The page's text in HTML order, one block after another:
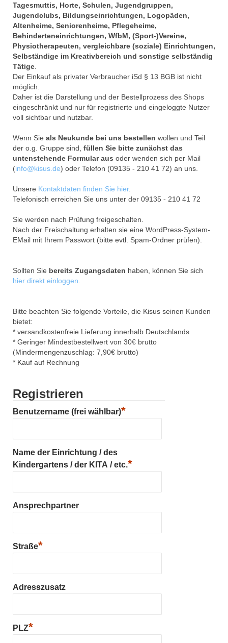
Tagesmuttis, Horte, Schulen, Jugendgruppen,
Jugendclubs, Bildungseinrichtungen, Logopäden,
Altenheime, Seniorenheime, Pflegeheime,
Behinderteneinrichtungen, WfbM, (Sport-)Vereine,
Physiotherapeuten, vergleichbare (soziale) Einrichtungen,
Selbständige im Kreativbereich und sonstige selbständig
Tätige
Der Einkauf als privater Verbraucher iSd § 13 BGB ist nicht
möglich.
Daher ist die Darstellung und der Bestellprozess des Shops
eingeschränkt und nur für registrierte und eingeloggte Nutzer
voll sichtbar und nutzbar.
Wenn Sie als Neukunde bei uns bestellen wollen und Teil
der o.g. Gruppe sind, füllen Sie bitte zunächst das
untenstehende Formular aus oder wenden sich per Mail
(info@kisus.de) oder Telefon (09135 - 210 41 72) an uns.
Unsere Kontaktdaten finden Sie hier.
Telefonisch erreichen Sie uns unter der 09135 - 210 41 72
Sie werden nach Prüfung freigeschalten.
Nach der Freischaltung erhalten sie eine WordPress-System-
EMail mit Ihrem Passwort (bitte evtl. Spam-Ordner prüfen).
Sollten Sie bereits Zugangsdaten haben, können Sie sich
hier direkt einloggen
Bitte beachten Sie folgende Vorteile, die Kisus seinen Kunden
bietet:
* versandkostenfreie Lieferung innerhalb Deutschlands
* Geringer Mindestbestellwert von 30€ brutto
(Mindermengenzuschlag: 7,90€ brutto)
* Kauf auf Rechnung
Registrieren
Benutzername (frei wählbar)*
Name der Einrichtung / des
Kindergartens / der KITA / etc.*
Ansprechpartner
Straße*
Adresszusatz
PLZ*